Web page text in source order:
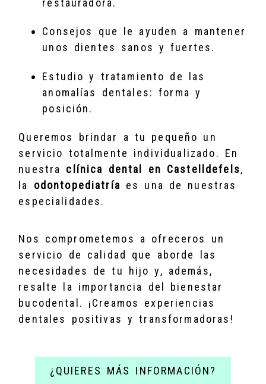
Consejos que le ayuden a mantener
unos dientes sanos y fuertes.
Estudio y tratamiento de las
anomalías dentales: forma y
posición.
Queremos brindar a tu pequeño un
servicio totalmente individualizado. En
nuestra clínica dental en Castelldefels,
la odontopediatría es una de nuestras
especialidades.
Nos comprometemos a ofreceros un
servicio de calidad que aborde las
necesidades de tu hijo y, además,
resalte la importancia del bienestar
bucodental. ¡Creamos experiencias
dentales positivas y transformadoras!
¿QUIERES MÁS INFORMACIÓN?